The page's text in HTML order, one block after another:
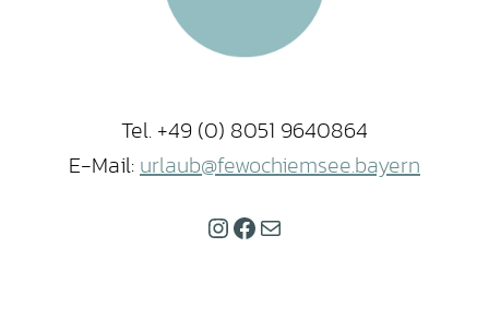
Tel. +49 (0) 8051 9640864
E-Mail:urlaub@fewochiemsee.bayern
Instagram
Facebook
E-Mail